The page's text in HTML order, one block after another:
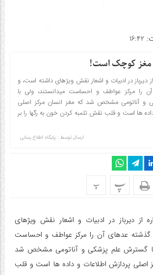
مغز کوچک است!
دیرباز در ادبیات و اشعار نقش ویژه­ای داشته است، و
را مرکز عواطف و احساست می­دانستند، ولی با
و آناتومی مشخص شد که مغز انسان مرکز اصلی
ها است و قلب نقش تلمبه کردن خون به رگ­ها را بر
ارسال توسط : پایگاه اطلاع رسانی
پ پ
از دیرباز در ادبیات و اشعار نقش ویژه­ای
گذشته عده­ای آن را مرکز عواطف و احساست
با گسترش علم پزشکی و آناتومی مشخص شد
اصلی پردازش اطلاعات و داده ها است و قلب